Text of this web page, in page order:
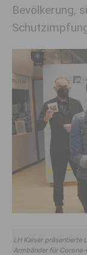
Bevölkerung,
LH Kaiser präsentierte
Armbänder für